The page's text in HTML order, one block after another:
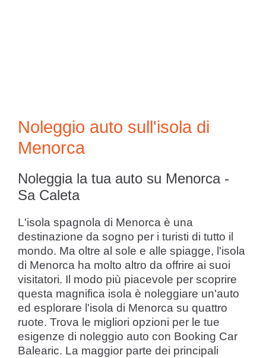
Noleggio auto sull'isola di
Menorca
Noleggia la tua auto su Menorca -
Sa Caleta
L'isola spagnola di Menorca è una
destinazione da sogno per i turisti di tutto il
mondo. Ma oltre al sole e alle spiagge, l'isola
di Menorca ha molto altro da offrire ai suoi
visitatori. Il modo più piacevole per scoprire
questa magnifica isola è noleggiare un'auto
ed esplorare l'isola di Menorca su quattro
ruote. Trova le migliori opzioni per le tue
esigenze di noleggio auto con Booking Car
Balearic. La maggior parte dei principali